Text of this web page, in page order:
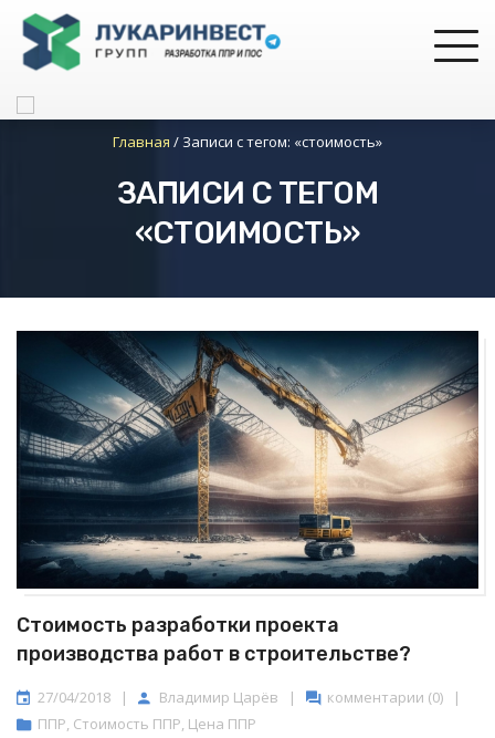
Главная / Записи с тегом: «стоимость»
ЗАПИСИ С ТЕГОМ
«СТОИМОСТЬ»
Стоимость разработки проекта
производства работ в строительстве?
27/04/2018 | Владимир Царёв | комментарии (0)
|
ППР Стоимость ППР Цена ППР